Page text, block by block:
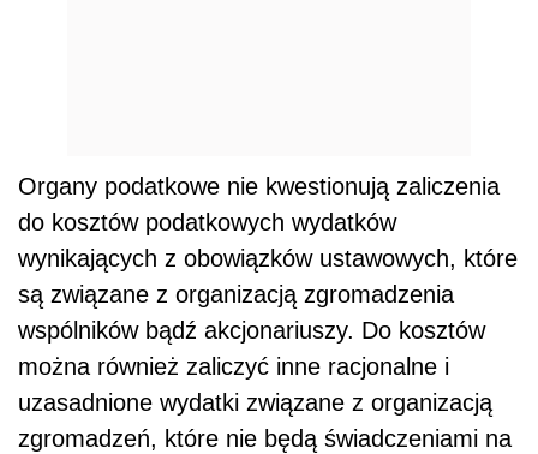
Organy podatkowe nie kwestionują zaliczenia
do kosztów podatkowych wydatków
wynikających z obowiązków ustawowych, które
są związane z organizacją zgromadzenia
wspólników bądź akcjonariuszy. Do kosztów
można również zaliczyć inne racjonalne i
uzasadnione wydatki związane z organizacją
zgromadzeń, które nie będą świadczeniami na